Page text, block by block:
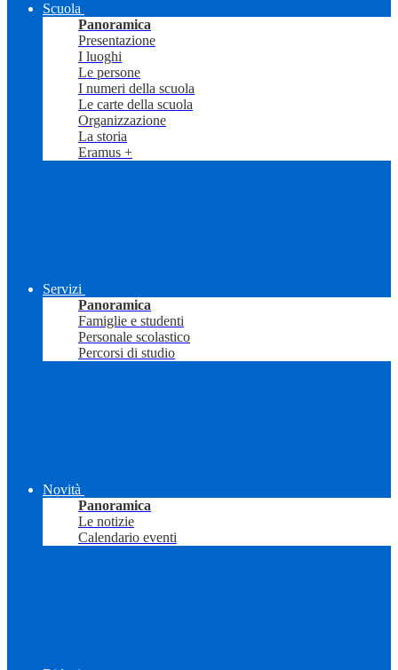
Scuola
Panoramica
Presentazione
I luoghi
Le persone
I numeri della scuola
Le carte della scuola
Organizzazione
La storia
Eramus +
Servizi
Panoramica
Famiglie e studenti
Personale scolastico
Percorsi di studio
Novità
Panoramica
Le notizie
Calendario eventi